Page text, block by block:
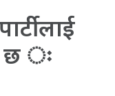
छ ः